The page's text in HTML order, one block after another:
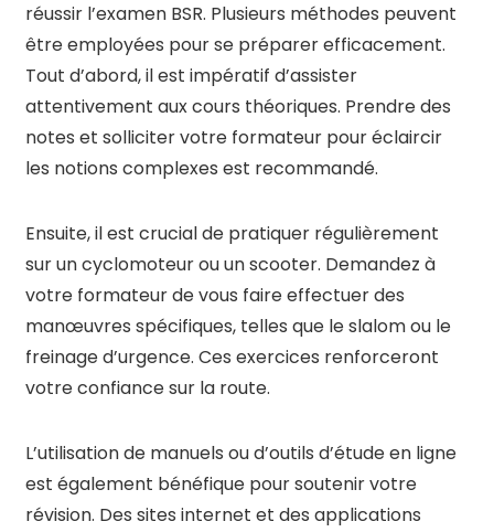
réussir l’examen BSR. Plusieurs méthodes peuvent
être employées pour se préparer efficacement.
Tout d’abord, il est impératif d’assister
attentivement aux cours théoriques. Prendre des
notes et solliciter votre formateur pour éclaircir
les notions complexes est recommandé.
Ensuite, il est crucial de pratiquer régulièrement
sur un cyclomoteur ou un scooter. Demandez à
votre formateur de vous faire effectuer des
manœuvres spécifiques, telles que le slalom ou le
freinage d’urgence. Ces exercices renforceront
votre confiance sur la route.
L’utilisation de manuels ou d’outils d’étude en ligne
est également bénéfique pour soutenir votre
révision. Des sites internet et des applications